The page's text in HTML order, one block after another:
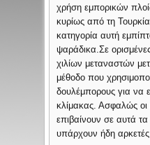
χρήση εμπορικών
κυρίως από τη
κατηγορία αυτή
ψαράδικα.Σε
χιλίων μεταναστών
μέθοδο που
δουλέμπορους για να
κλίμακας. Ασφαλώς οι
επιβαίνουν σε αυτά τα
υπάρχουν ήδη